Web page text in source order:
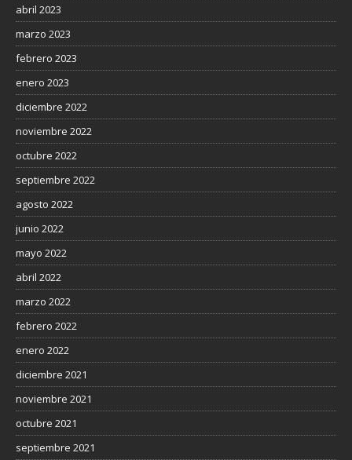
abril 2023
marzo 2023
febrero 2023
enero 2023
diciembre 2022
noviembre 2022
octubre 2022
septiembre 2022
agosto 2022
junio 2022
mayo 2022
abril 2022
marzo 2022
febrero 2022
enero 2022
diciembre 2021
noviembre 2021
octubre 2021
septiembre 2021